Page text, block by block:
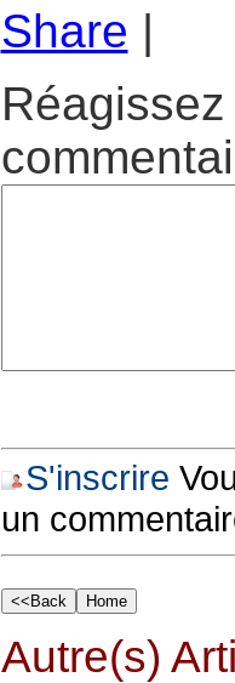
Share |
S'inscrire
un
Autre(s)